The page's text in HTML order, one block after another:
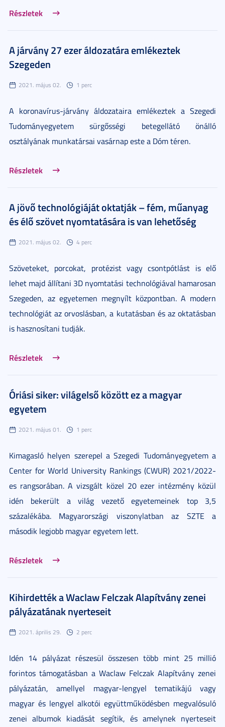
Részletek
A járvány 27 ezer áldozatára emlékeztek
Szegeden
2021. május 02. 1 perc
A koronavírus-járvány áldozataira emlékeztek a Szegedi
Tudományegyetem sürgősségi betegellátó önálló
osztályának munkatársai vasárnap este a Dóm téren.
Részletek
A jövő technológiáját oktatják – fém, műanyag
és élő szövet nyomtatására is van lehetőség
2021. május 02. 4 perc
Szöveteket, porcokat, protézist vagy csontpótlást is elő
lehet majd állítani 3D nyomtatási technológiával hamarosan
Szegeden, az egyetemen megnyílt központban. A modern
technológiát az orvoslásban, a kutatásban és az oktatásban
is hasznosítani tudják.
Részletek
Óriási siker: világelső között ez a magyar
egyetem
2021. május 01. 1 perc
Kimagasló helyen szerepel a Szegedi Tudományegyetem a
Center for World University Rankings (CWUR) 2021/2022-
es rangsorában. A vizsgált közel 20 ezer intézmény közül
idén bekerült a világ vezető egyetemeinek top 3,5
százalékába. Magyarországi viszonylatban az SZTE a
második legjobb magyar egyetem lett.
Részletek
Kihirdették a Waclaw Felczak Alapítvány zenei
pályázatának nyerteseit
2021. április 29. 2 perc
Idén 14 pályázat részesül összesen több mint 25 millió
forintos támogatásban a Waclaw Felczak Alapítvány zenei
pályázatán, amellyel magyar-lengyel tematikájú vagy
magyar és lengyel alkotói együttműködésben megvalósuló
zenei albumok kiadását segítik, és amelynek nyerteseit